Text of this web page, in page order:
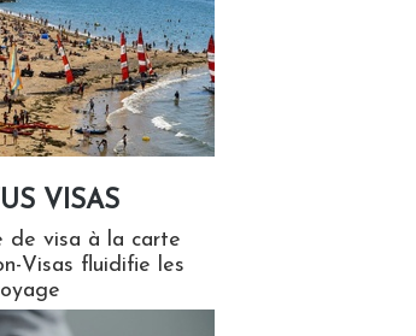
VISAS
de visa à la carte
Visas fluidifie les